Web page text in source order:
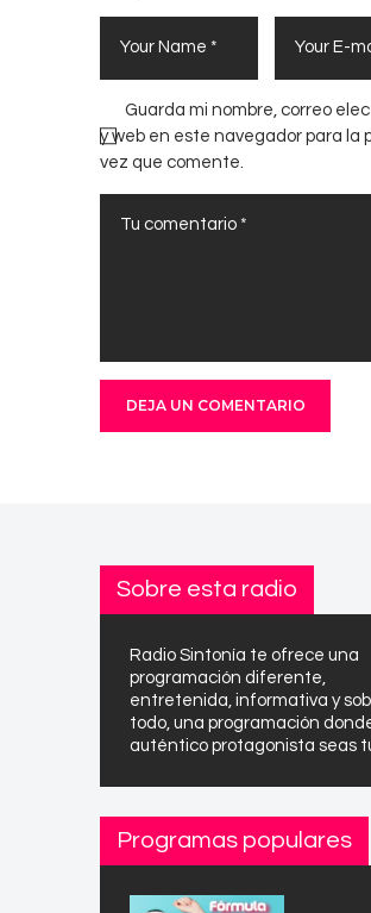
Guarda mi nombre, correo
y web en este navegador para la
vez que comente.
Sobre esta radio
Radio Sintonía te ofrece una
programación diferente,
entretenida, informativa y
todo, una programación
auténtico protagonista seas
Programas populares